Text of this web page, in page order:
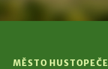
MĚSTO HUSTOPEČE